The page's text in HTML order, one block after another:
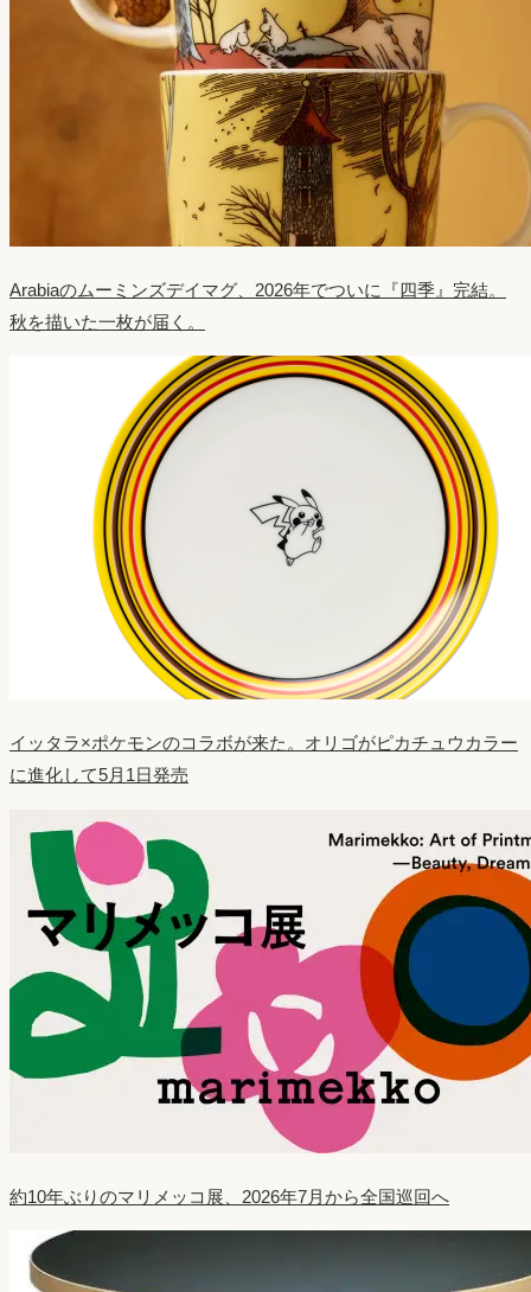
Arabiaのムーミンズデイマグ、2026年でついに『四季』完結。
秋を描いた一枚が届く。
イッタラ×ポケモンのコラボが来た。オリゴがピカチュウカラー
に進化して5月1日発売
約10年ぶりのマリメッコ展、2026年7月から全国巡回へ